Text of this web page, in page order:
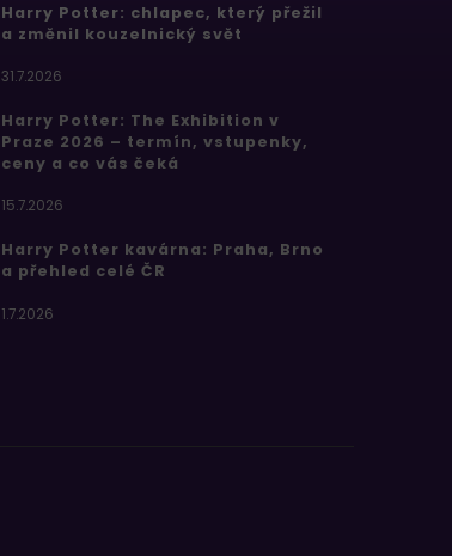
Harry Potter: chlapec, který přežil
a změnil kouzelnický svět
31.7.2026
Harry Potter: The Exhibition v
Praze 2026 – termín, vstupenky,
ceny a co vás čeká
15.7.2026
Harry Potter kavárna: Praha, Brno
a přehled celé ČR
1.7.2026